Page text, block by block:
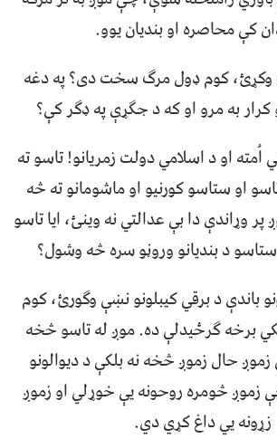
کې محاصره او بندیان یوو.
وکړئ، کوم ډول مرګ سخت دی؟ په دغه
به مرو او که د جګړې په ډګر کې؟
اُمته او د اسلامي دولت زمریانو! تاسو ته
او ستاسو کورنيو او ماشومانو ته څه
وړاندې دا بې عدالتي نه وينئ، ايا تاسو
د بندیانو وروڼو سره څه وشول؟
باندې د برقي کیبلونو نښې وګورئ، کوم
برخه ګرځيدلې ده. موږ له تاسو څخه
حال زموږ څخه نه بلکې د دیوالونو
څومره روحونه یې خوړلي او زموږ
زړونه يي داغ کړي دي.